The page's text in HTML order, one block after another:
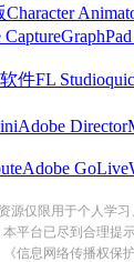
Character
Capture
件FL Studio
Adobe Director
Adobe GoLive
仅限用于个人学
平台已尽到合理
息网络传播权保